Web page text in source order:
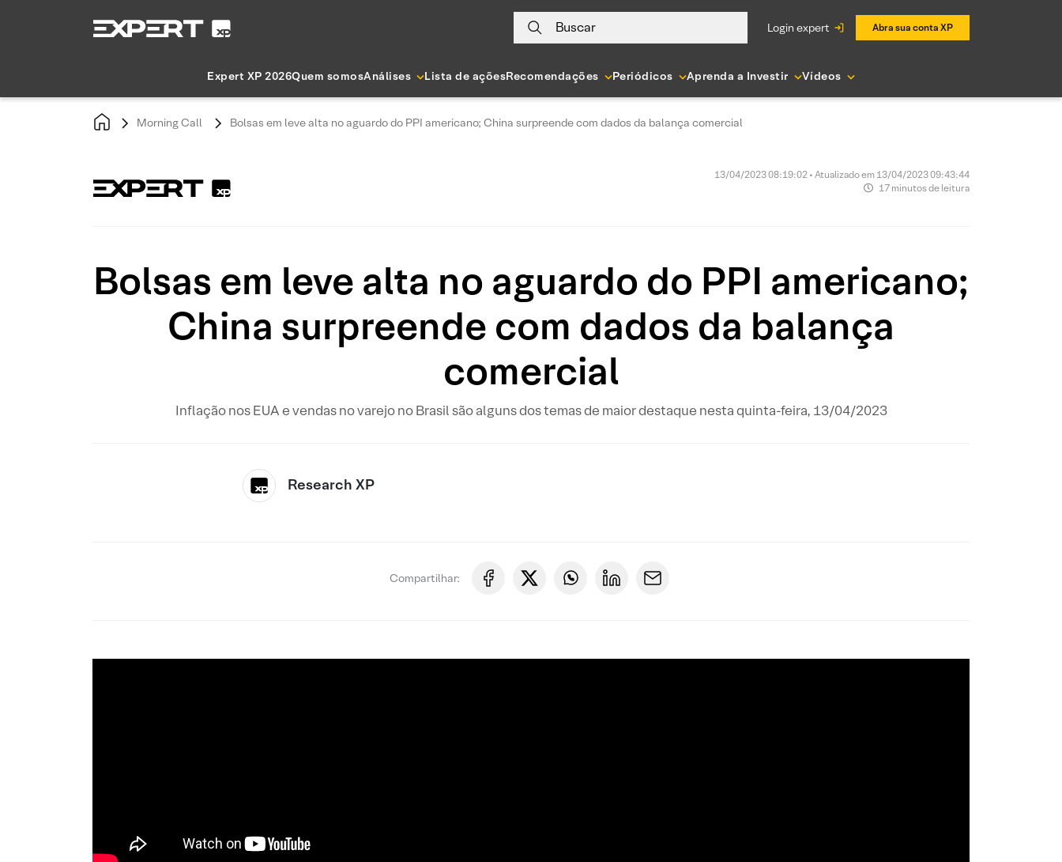
Buscar login expert Abra sua conta XP
Expert XP 2026Quem somosAnálises Lista de açõesRecomendações Periódicos Aprenda a Investir Vídeos
Morning Call Bolsas em leve alta no aguardo do PPI americano; China surpreende com dados da balança comercial
13/04/2023 08:19:02 • Atualizado em 13/04/2023 09:43:44
17 minutos de leitura
Bolsas em leve alta no aguardo do PPI americano;
China surpreende com dados da balança
comercial
Inflação nos EUA e vendas no varejo no Brasil são alguns dos temas de maior destaque nesta quinta-feira, 13/04/2023
Research XP
Compartilhar: